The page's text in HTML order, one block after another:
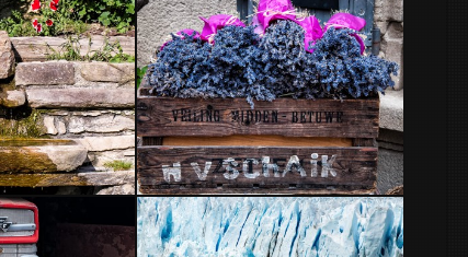
Esa dulce debilidad
Lavanda